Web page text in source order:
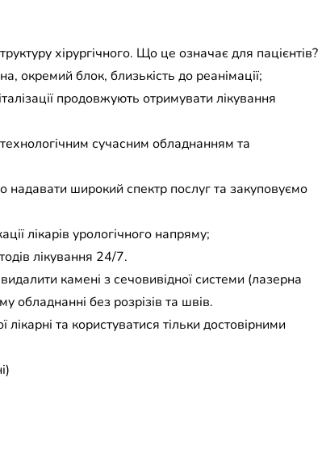
хірургічного. Що це означає для пацієнтів?
окремий блок, близькість до реанімації;
продовжують отримувати лікування
сучасним обладнанням та
широкий спектр послуг та закуповуємо
лікарів урологічного напряму;
лікування 24/7.
камені з сечовивідної системи (лазерна
обладнанні без розрізів та швів.
та користуватися тільки достовірними